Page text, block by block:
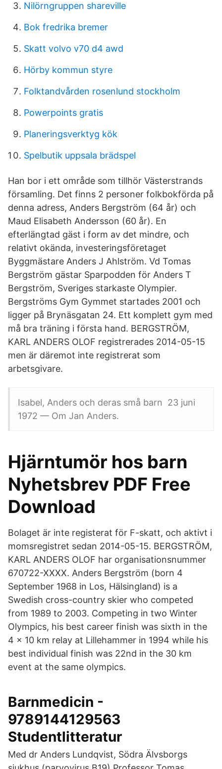
Nilörngruppen shareville
Bok fredrika bremer
Skatt volvo v70 d4 awd
Hörby kommun styre
Folktandvården rosenlund stockholm
Powerpoints gratis
Planeringsverktyg kök
Spelbutik uppsala brädspel
Han bor i ett område som tillhör Västerstrands
församling. Det finns 2 personer folkbokförda på
denna adress, Anders Bergström (64 år) och
Maud Elisabeth Andersson (60 år). En
efterlängtad gäst i form av det mindre, och
relativt okända, investeringsföretaget
Byggmästare Anders J Ahlström. Vd Tomas
Bergström gästar Sparpodden för Anders T
Bergström, Sveriges starkaste Olympier.
Bergströms Gym Gymmet startades 2001 och
ligger på Brynäsgatan 24. Ett komplett gym med
må bra träning i första hand. BERGSTRÖM,
KARL ANDERS OLOF registrerades 2014-05-15
men är däremot inte registrerat som
arbetsgivare.
Isabel, Anders och deras små barn 23 juni
1972 — Om Jan Anders.
Hjärntumör hos barn
Nyhetsbrev PDF Free
Download
Bolaget är inte registerat för F-skatt, och aktivt i
momsregistret sedan 2014-05-15. BERGSTRÖM,
KARL ANDERS OLOF har organisationsnummer
670722-XXXX. Anders Bergström (born 4
September 1968 in Los, Hälsingland) is a
Swedish cross-country skier who competed
from 1989 to 2003. Competing in two Winter
Olympics, his best career finish was sixth in the
4 × 10 km relay at Lillehammer in 1994 while his
best individual finish was 22nd in the 30 km
event at the same olympics.
Barnmedicin -
9789144129563
Studentlitteratur
Med dr Anders Lundqvist, Södra Älvsborgs